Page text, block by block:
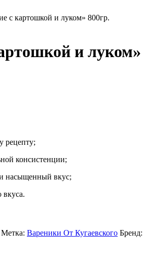
с картошкой и луком» 800гр.
и луком»
рецепту;
консистенции;
насыщенный вкус;
вкуса.
Метка: Вареники От Кугаевского Бренд: